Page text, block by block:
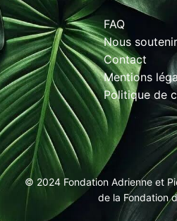
FAQ
Nous soutenir
Contact
Mentions
Politique de
© 2024 Fondation Adrienne et
de la Fondation